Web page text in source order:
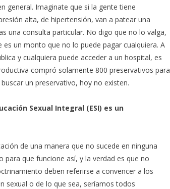
general. Imaginate que si la gente tiene
alta, de hipertensión, van a patear una
una consulta particular. No digo que no lo valga,
un monto que no lo puede pagar cualquiera. A
y cualquiera puede acceder a un hospital, es
compró solamente 800 preservativos para
un preservativo, hoy no existen.
Sexual Integral (ESI) es un
de una manera que no sucede en ninguna
que funcione así, y la verdad es que no
deben referirse a convencer a los
sexual o de lo que sea, seríamos todos